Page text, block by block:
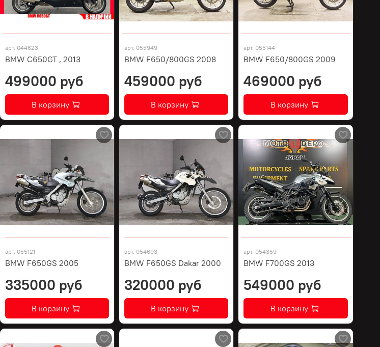
арт. 044623
BMW C650GT , 2013
499000 руб
В корзину
арт. 055949
BMW F650/800GS 2008
459000 руб
В корзину
арт. 055144
BMW F650/800GS 2009
469000 руб
В корзину
арт. 055121
BMW F650GS 2005
335000 руб
В корзину
арт. 054693
BMW F650GS Dakar 2000
320000 руб
В корзину
арт. 054359
BMW F700GS 2013
549000 руб
В корзину